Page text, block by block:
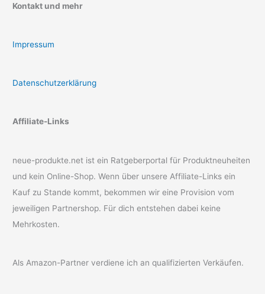
Kontakt und mehr
Impressum
Datenschutzerklärung
Affiliate-Links
neue-produkte.net ist ein Ratgeberportal für Produktneuheiten
und kein Online-Shop. Wenn über unsere Affiliate-Links ein
Kauf zu Stande kommt, bekommen wir eine Provision vom
jeweiligen Partnershop. Für dich entstehen dabei keine
Mehrkosten.
Als Amazon-Partner verdiene ich an qualifizierten Verkäufen.